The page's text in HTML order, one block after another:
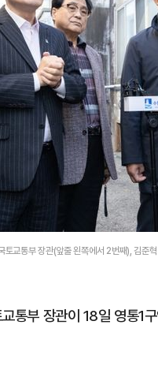
토교통부 장관(앞줄 왼쪽에서 2번째), 김
통부 장관이 18일 영통1